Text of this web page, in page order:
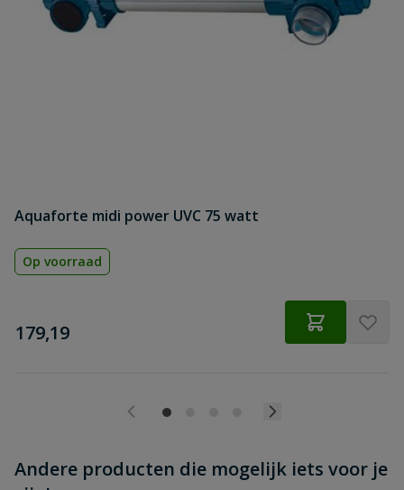
Samenvatting
Beoordeling versturen
Aquaforte midi power UVC 75 watt
Op voorraad
€
179,19
Andere producten die mogelijk iets voor je